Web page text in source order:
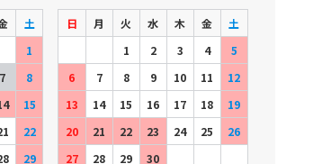
土
1
7
8
15
22
29
日 月 火 水 木 金
土
1
2 3 4
5
6
7 8 9 10 11
12
13
14 15 16 17 18
19
20
21 22 23 24 25
26
27
28 29 30